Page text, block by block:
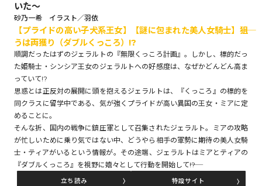
リキューレ
コミックパルフェ
コミックエッセイ
閉じる
いた～
砂乃一希 イラスト／羽依
【プライドの高い子犬系王女】【謎に包まれた美人女騎士】――狙
うは両獲り（ダブルくっころ）!?
順調だったはずのジェラルトの『無限くっころ計画』。しかし、標的だっ
た姫騎士・シンシア王女のジェラルトへの好感度は、なぜかどんどん高ま
っていて!?
思惑とは正反対の展開に頭を抱えるジェラルトは、『くっころ』の標的を
同クラスに留学中である、気が強くプライドが高い異国の王女・ミアに定
めることに。
そんな折、国内の戦争に鎮圧軍として召集されたジェラルト。ミアの攻略
が忙しいために乗り気ではない中、どうやら相手の軍勢に期待の美人女騎
士・ティアがいるという情報が。その途端、ジェラルトはミアとティアの
『ダブルくっころ』を視野に嬉々として行動を開始して――!?
立ち読み 特設サイト